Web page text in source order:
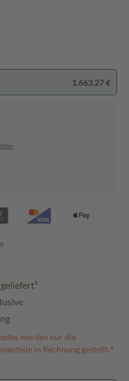
1.663,27 €
werden nur die
in Rechnung gestellt.⁴